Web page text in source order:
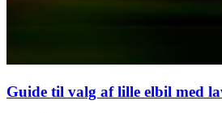
Guide til valg af lille elbil med